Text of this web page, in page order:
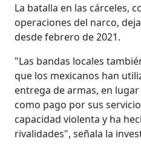
La batalla en las cárceles,
operaciones del narco,
desde febrero de 2021.
"Las bandas locales
que los mexicanos han
entrega de armas, en
como pago por sus
capacidad violenta y ha
rivalidades", señala la